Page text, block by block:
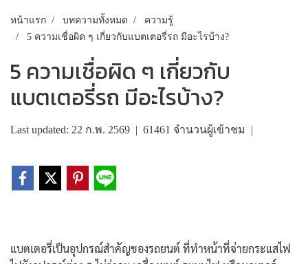
หน้าแรก บทความทั้งหมด
ความรู้
5 ความเชื่อผิด ๆ เกี่ยวกับแบตเตอรี่รถ มีอะไรบ้าง?
5 ความเชื่อผิด ๆ เกี่ยวกับ
แบตเตอรี่รถ มีอะไรบ้าง?
Last updated: 22 ก.พ. 2569 | 61461 จำนวนผู้เข้าชม |
แบตเตอรี่เป็นอุปกรณ์สำคัญของรถยนต์ ที่ทำหน้าที่จ่ายกระแสไฟ